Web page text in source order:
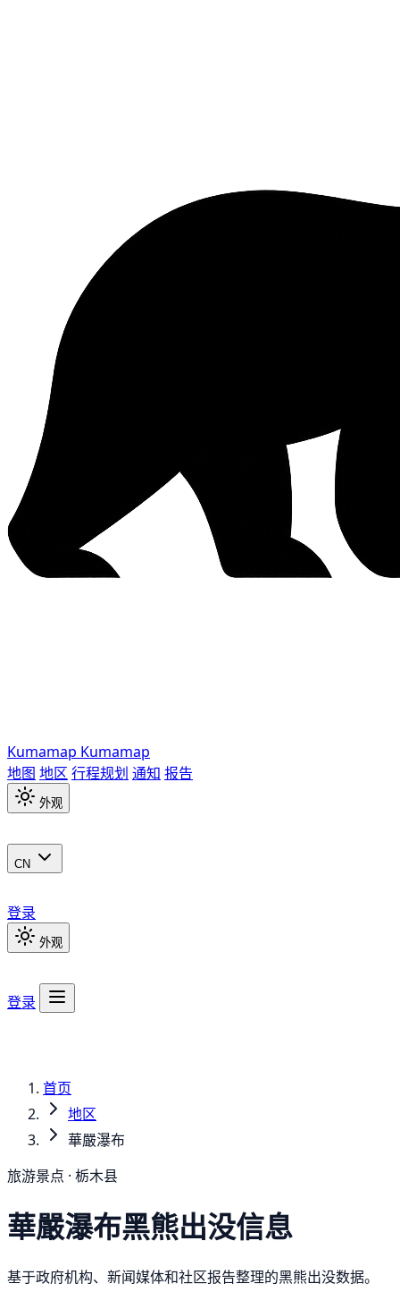
Kumamap Kumamap
地图 地区 行程规划 通知 报告
外观
CN
登录
外观
登录
首页
地区
華嚴瀑布
旅游景点 · 栃木县
華嚴瀑布黑熊出没信息
基于政府机构、新闻媒体和社区报告整理的黑熊出没数据。